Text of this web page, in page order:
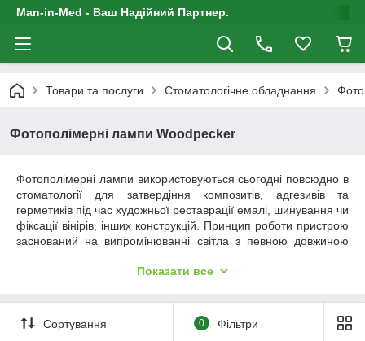
Man-in-Med - Ваш Надійний Партнер.
Товари та послуги Стоматологічне обладнання
Фотополімерні лампи Woodpecker
Фотополімерні лампи використовуються сьогодні повсюдно в
стоматології для затвердіння композитів, адгезивів та
герметиків під час художньої реставрації емалі, шинування чи
фіксації вінірів, інших конструкцій. Принцип роботи пристрою
заснований на випромінюванні світла з певною довжиною
його твердим, довговічним. Сьогодні без фотополімерної
адже саме вона дозволяє лікареві швидко, якісно проводити
різні маніпуляції з відновлення зубів, забезпечуючи високий
естетичний результат.
Показати все
Сортування 0 Фільтри